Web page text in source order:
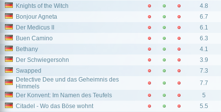
Knights of the Witch
4.8
Bonjour Agneta
6.7
Der Medicus II
6.1
Buen Camino
6.3
Bethany
4.1
Der Schwiegersohn
3.9
Swapped
7.3
Detective Dee und das Geheimnis des
Himmels
7.7
Der Konvent: Im Namen des Teufels
5
Citadel - Wo das Böse wohnt
5.5